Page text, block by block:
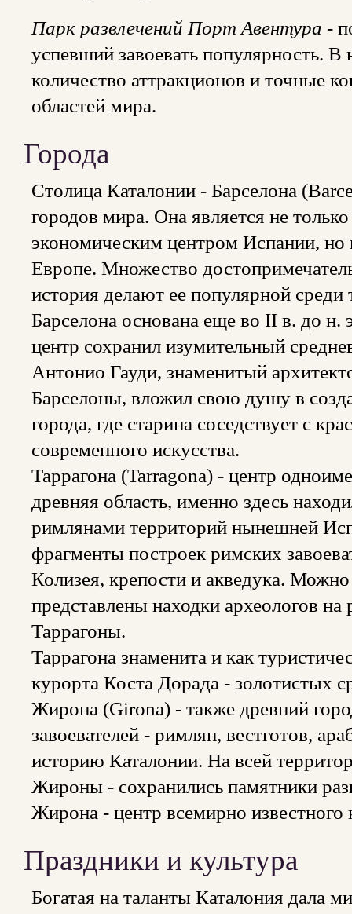
Парк развлечений Порт Авентура -
успевший завоевать популярность.
количество аттракционов и точные
областей мира.
Города
Столица Каталонии - Барселона
городов мира. Она является не
экономическим центром Испании,
Европе. Множество
история делают ее популярной среди
Барселона основана еще во II в. до
центр сохранил изумительный
Антонио Гауди, знаменитый
Барселоны, вложил свою душу в
города, где старина соседствует с
современного искусства.
Таррагона (Tarragona) - центр
древняя область, именно здесь
римлянами территорий нынешней
фрагменты построек римских
Колизея, крепости и акведука.
представлены находки археологов на
Таррагоны.
Таррагона знаменита и как
курорта Коста Дорада - золотистых
Жирона (Girona) - также древний
завоевателей - римлян, вестготов,
историю Каталонии. На всей
Жироны - сохранились памятники
Жирона - центр всемирно известного
Праздники и культура
Богатая на таланты Каталония дала